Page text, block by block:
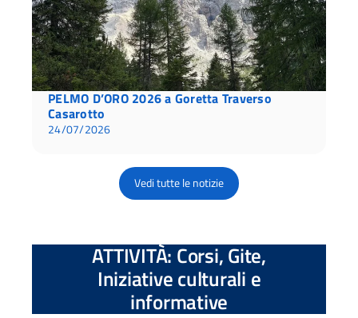
PELMO D’ORO 2026 a Goretta Traverso
Casarotto
24/07/2026
Vedi tutte le notizie
ATTIVITÀ: Corsi, Gite,
Iniziative culturali e
informative